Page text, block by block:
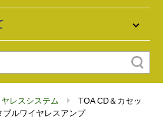
レスシステム
TOA CD＆カセッ
ブルワイヤレスアンプ